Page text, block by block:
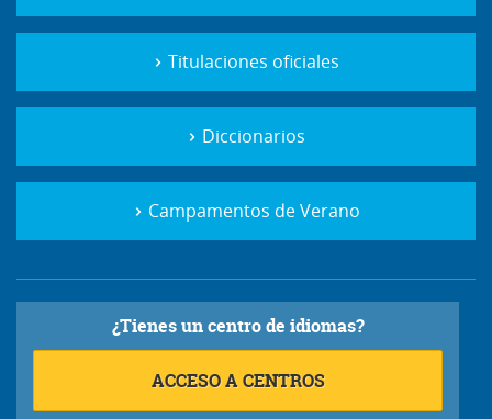
Titulaciones oficiales
Diccionarios
Campamentos de Verano
¿Tienes un centro de idiomas?
ACCESO A CENTROS